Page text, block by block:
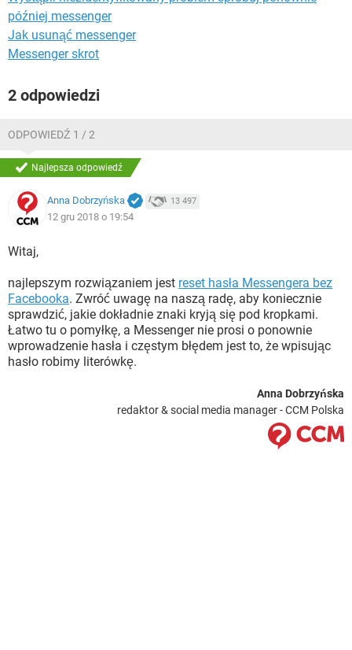
później messenger
Jak usunąć messenger
Messenger skrot
2 odpowiedzi
ODPOWIEDŹ 1 / 2
Najlepsza odpowiedź
Anna Dobrzyńska 13 497
12 gru 2018 o 19:54
Witaj,
najlepszym rozwiązaniem jest reset hasła Messengera bez
Facebooka. Zwróć uwagę na naszą radę, aby koniecznie
sprawdzić, jakie dokładnie znaki kryją się pod kropkami.
Łatwo tu o pomyłkę, a Messenger nie prosi o ponownie
wprowadzenie hasła i częstym błędem jest to, że wpisując
hasło robimy literówkę.
Anna Dobrzyńska
redaktor & social media manager - CCM Polska